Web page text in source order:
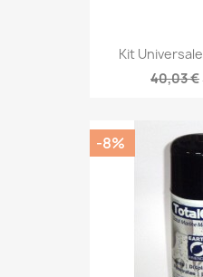
Kit
40,03 €
-8%